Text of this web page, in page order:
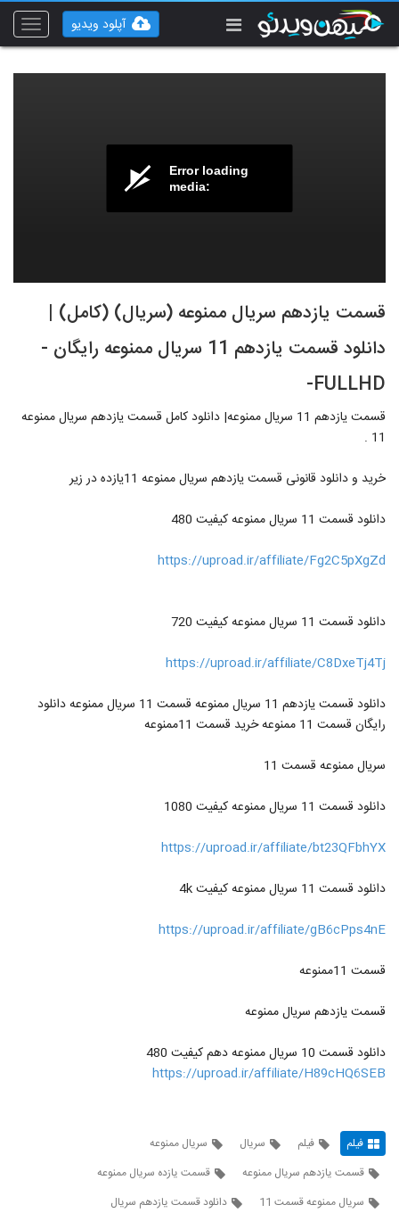
Toggle
آپلود ویدیو
Error loading
media:
قسمت یازدهم سریال ممنوعه (سریال) (کامل) |
دانلود قسمت یازدهم 11 سریال ممنوعه رایگان -
FULLHD-
قسمت یازدهم 11 سریال ممنوعه| دانلود کامل قسمت یازدهم سریال ممنوعه
11 .
خرید و دانلود قانونی قسمت یازدهم سریال ممنوعه 11یازده در زیر
دانلود قسمت 11 سریال ممنوعه کیفیت 480
https://uproad.ir/affiliate/Fg2C5pXgZd
دانلود قسمت 11 سریال ممنوعه کیفیت 720
https://uproad.ir/affiliate/C8DxeTj4Tj
دانلود قسمت یازدهم 11 سریال ممنوعه قسمت 11 سریال ممنوعه دانلود
رایگان قسمت 11 ممنوعه خرید قسمت 11ممنوعه
سریال ممنوعه قسمت 11
دانلود قسمت 11 سریال ممنوعه کیفیت 1080
https://uproad.ir/affiliate/bt23QFbhYX
دانلود قسمت 11 سریال ممنوعه کیفیت 4k
https://uproad.ir/affiliate/gB6cPps4nE
قسمت 11ممنوعه
قسمت یازدهم سریال ممنوعه
دانلود قسمت 10 سریال ممنوعه دهم کیفیت 480
https://uproad.ir/affiliate/H89cHQ6SEB
فیلم فیلم سریال
سریال ممنوعه
قسمت یازدهم سریال ممنوعه
قسمت یازده سریال ممنوعه
سریال ممنوعه قسمت 11
دانلود قسمت یازدهم سریال